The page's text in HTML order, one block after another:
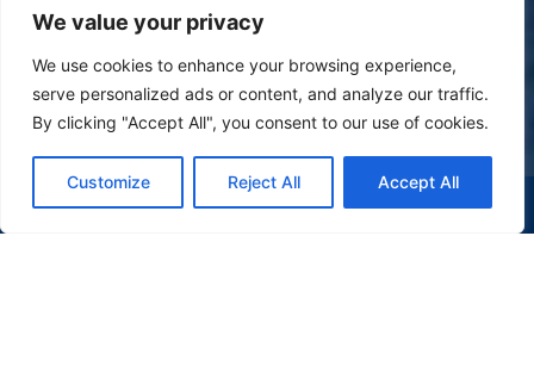
We value your privacy
We use cookies to enhance your browsing experience,
serve personalized ads or content, and analyze our traffic.
By clicking "Accept All", you consent to our use of cookies.
Customize Reject All Accept All
(47) 9 9977-7630